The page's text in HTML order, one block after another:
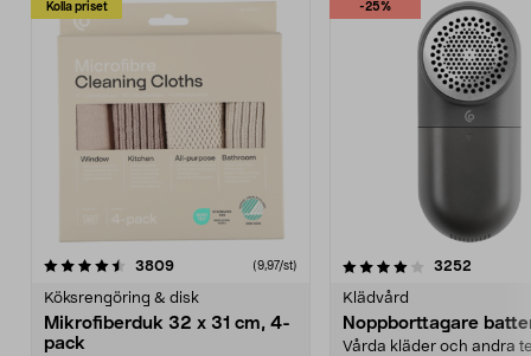
Kolla priset
3809recensioner (9,97/st)
Köksrengöring & disk
Mikrofiberduk 32 x 31 cm, 4-
pack
-25%
4.0av 5 stjärnor 3252
Klädvård
Noppborttagare
Vårda kläder och andra
4.5av 5 stjärnor